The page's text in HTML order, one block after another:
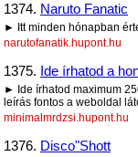
1374. Naruto Fanatic
► Itt minden hónapban
narutofanatik.hupont.hu
1375. Ide írhatod a
► Ide írhatod maximum
leírás fontos a weboldal
minimalmrdzsi.hupont.hu
1376. Disco"Shott